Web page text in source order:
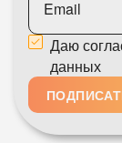
Даю
данных